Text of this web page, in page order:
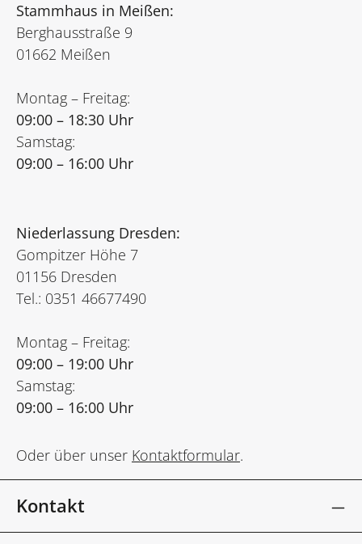
Stammhaus in Meißen:
Berghausstraße 9
01662 Meißen
Montag – Freitag:
09:00 – 18:30 Uhr
Samstag:
09:00 – 16:00 Uhr
Niederlassung Dresden:
Gompitzer Höhe 7
01156 Dresden
Tel.: 0351 46677490
Montag – Freitag:
09:00 – 19:00 Uhr
Samstag:
09:00 – 16:00 Uhr
Oder über unser Kontaktformular.
Kontakt